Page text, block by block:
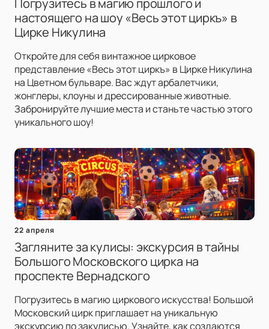
Погрузитесь в магию прошлого и
настоящего на шоу «Весь этот циркъ» в
Цирке Никулина
Откройте для себя винтажное цирковое
представление «Весь этот циркъ» в Цирке Никулина
на Цветном бульваре. Вас ждут арбалетчики,
жонглеры, клоуны и дрессированные животные.
Забронируйте лучшие места и станьте частью этого
уникального шоу!
22 апреля
Загляните за кулисы: экскурсия в тайны
Большого Московского цирка на
проспекте Вернадского
Погрузитесь в магию циркового искусства! Большой
Московский цирк приглашает на уникальную
экскурсию по закулисью. Узнайте, как создаются